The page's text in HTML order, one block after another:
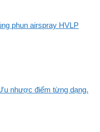
phun airspray HVLP
nhược điểm từng dạng.